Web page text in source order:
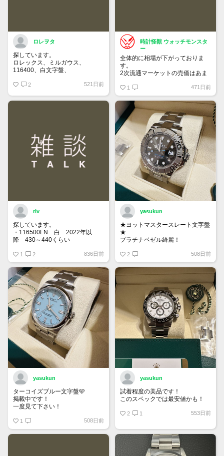
ロレヲタ
探しています。
ロレックス、ミルガウス、
116400、白文字盤、
付属品は完備の状態を希望しま
お値段140万～170万位でよろし
2 521日前
時計怪獣 ウォッチモンスタ
ー
全体的に相場が下がっておりま
す。
2次流通マーケットの売価はあま
すが、6桁スポーツはじめ、ドレ
ス系も思っている10％は下にな
っていると思います。
1 471日前
riv
探しています。
・116500LN 白 2022年以
降 430～440くらい
式 120くらい
もし売却を検討している方がいま
したら、お声がけ頂けたら幸いで
す。
1 2 836日前
yasukun
★ヨットマスタースレート文字盤
★
プラチナベゼル綺麗！
2 508日前
yasukun
ターコイズブルー文字盤🩵
掲載中です！
一度見て下さい！
1 508日前
yasukun
試着程度の美品です！
このスペックでは最安値かも！
2 1 553日前